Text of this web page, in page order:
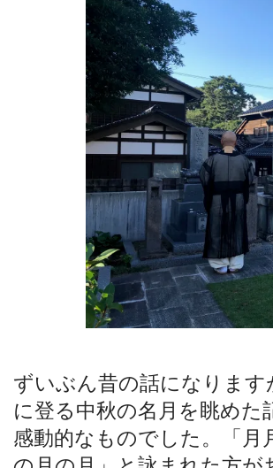
ずいぶん昔の話になりま
に登る中秋の名月を眺め
感動的なものでした。「月